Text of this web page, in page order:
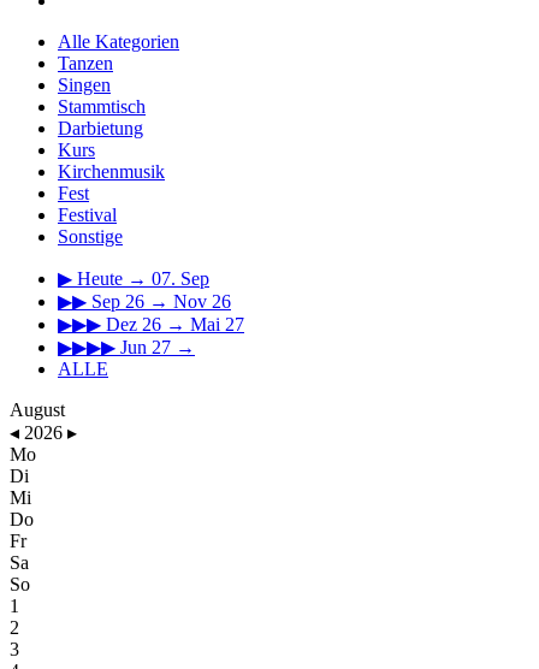
Alle Kategorien
Tanzen
Singen
Stammtisch
Darbietung
Kurs
Kirchenmusik
Fest
Festival
Sonstige
▶ Heute → 07. Sep
▶▶ Sep 26 → Nov 26
▶▶▶ Dez 26 → Mai 27
▶▶▶▶ Jun 27 →
ALLE
August
◂ 2026 ▸
Mo
Di
Mi
Do
Fr
Sa
So
1
2
3